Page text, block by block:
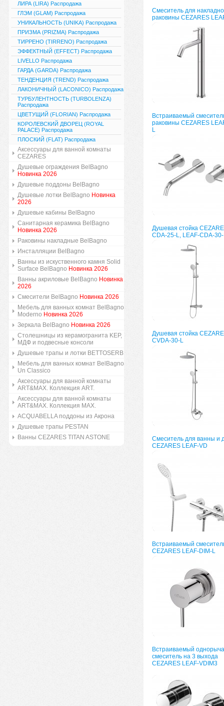
ЛИРА (LIRA) Распродажа
ГЛЭМ (GLAM) Распродажа
УНИКАЛЬНОСТЬ (UNIKA) Распродажа
ПРИЗМА (PRIZMA) Распродажа
ТИРРЕНО (TIRRENO) Распродажа
ЭФФЕКТНЫЙ (EFFECT) Распродажа
LIVELLO Распродажа
ГАРДА (GARDA) Распродажа
ТЕНДЕНЦИЯ (TREND) Распродажа
ЛАКОНИЧНЫЙ (LACONICO) Распродажа
ТУРБУЛЕНТНОСТЬ (TURBOLENZA)
Распродажа
ЦВЕТУЩИЙ (FLORIAN) Распродажа
КОРОЛЕВСКИЙ ДВОРЕЦ (ROYAL
PALACE) Распродажа
ПЛОСКИЙ (FLAT) Распродажа
Аксессуары для ванной комнаты
CEZARES
Душевые ограждения BelBagno
Новинка 2026
Душевые поддоны BelBagno
Душевые лотки BelBagno Новинка
2026
Душевые кабины BelBagno
Санитарная керамика BelBagno
Новинка 2026
Раковины накладные BelBagno
Инсталляции BelBagno
Ванны из искуственного камня Solid
Surface BelBagno Новинка 2026
Ванны акриловые BelBagno Новинка
2026
Смесители BelBagno Новинка 2026
Мебель для ванных комнат BelBagno
Moderno Новинка 2026
Зеркала BelBagno Новинка 2026
Столешницы из керамогранита KEP,
МДФ и подвесные консоли
Душевые трапы и лотки BETTOSERB
Мебель для ванных комнат BelBagno
Un Classico
Аксессуары для ванной комнаты
ART&MAX. Коллекция ART.
Аксессуары для ванной комнаты
ART&MAX. Коллекция MAX.
ACQUABELLA поддоны из Акрона
Душевые трапы PESTAN
Ванны CEZARES TITAN ASTONE
Смеситель для
раковины CEZARES
Встраиваемый
раковины CEZARES
L
Душевая стойка
CDA-25-L, LEAF-CDA-
Душевая стойка
CVDA-30-L
Смеситель для ванны и
CEZARES LEAF-VD
Встраиваемый
CEZARES LEAF-DIM-L
Встраиваемый
смеситель на 3 выхода
CEZARES LEAF-VDIM3